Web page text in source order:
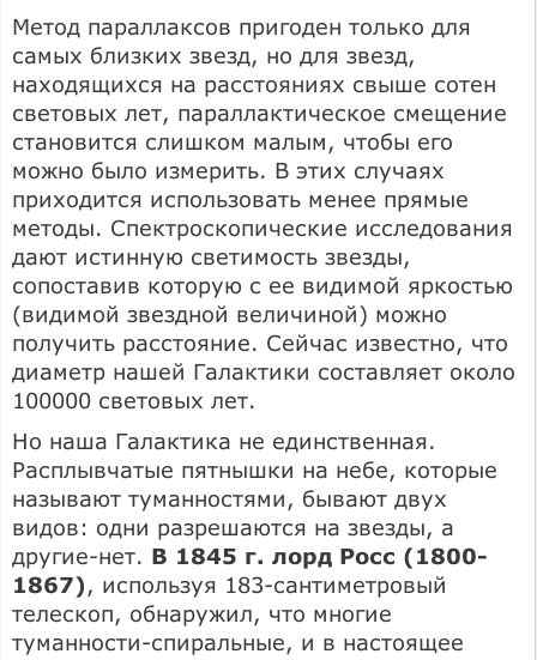
Метод параллаксов пригоден только для
самых близких звезд, но для звезд,
находящихся на расстояниях свыше сотен
световых лет, параллактическое смещение
становится слишком малым, чтобы его
можно было измерить. В этих случаях
приходится использовать менее прямые
методы. Спектроскопические исследования
дают истинную светимость звезды,
сопоставив которую с ее видимой яркостью
(видимой звездной величиной) можно
получить расстояние. Сейчас известно, что
диаметр нашей Галактики составляет около
100000 световых лет.
Но наша Галактика не единственная.
Расплывчатые пятнышки на небе, которые
называют туманностями, бывают двух
видов: одни разрешаются на звезды, а
другие-нет. В 1845 г. лорд Росс (1800-
1867), используя 183-сантиметровый
телескоп, обнаружил, что многие
туманности-спиральные, и в настоящее